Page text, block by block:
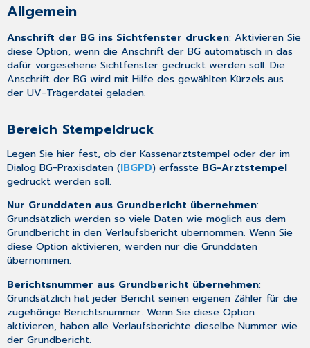
laden
Bereich
Voreinstellungen
für
die
Abrechnung
Rechnungsnummer
Adresskopf
Drucken
MD-
Allgemein
Anschrift der BG ins Sichtfenster drucken: Aktivieren Sie
diese Option, wenn die Anschrift der BG automatisch in das
dafür vorgesehene Sichtfenster gedruckt werden soll. Die
Anschrift der BG wird mit Hilfe des gewählten Kürzels aus
derUV-Trägerdatei geladen.
Bereich Stempeldruck
Legen Sie hier fest, ob der Kassenarztstempel oder der im
DialogBG-Praxisdaten (IBGPD) erfasste BG-Arztstempel
gedruckt werden soll.
Nur Grunddaten aus Grundbericht übernehmen:
Grundsätzlich werden so viele Daten wie möglich aus dem
Grundbericht in den Verlaufsbericht übernommen. Wenn Sie
diese Option aktivieren, werden nur die Grunddaten
übernommen.
Berichtsnummer aus Grundbericht übernehmen:
Grundsätzlich hat jeder Bericht seinen eigenen Zähler für die
zugehörige Berichtsnummer. Wenn Sie diese Option
aktivieren, haben alle Verlaufsberichte dieselbe Nummer wie
der Grundbericht.